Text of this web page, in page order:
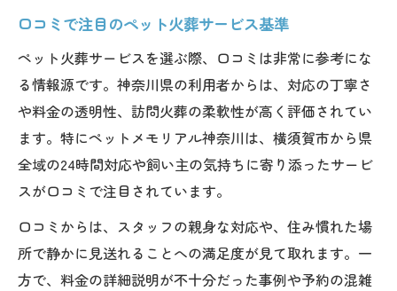
口コミで注目のペット火葬サービス基準
ペット火葬サービスを選ぶ際、口コミは非常に参考にな
る情報源です。神奈川県の利用者からは、対応の丁寧さ
や料金の透明性、訪問火葬の柔軟性が高く評価されてい
ます。特にペットメモリアル神奈川は、横須賀市から県
全域の24時間対応や飼い主の気持ちに寄り添ったサービ
スが口コミで注目されています。
口コミからは、スタッフの親身な対応や、住み慣れた場
所で静かに見送れることへの満足度が見て取れます。一
方で、料金の詳細説明が不十分だった事例や予約の混雑